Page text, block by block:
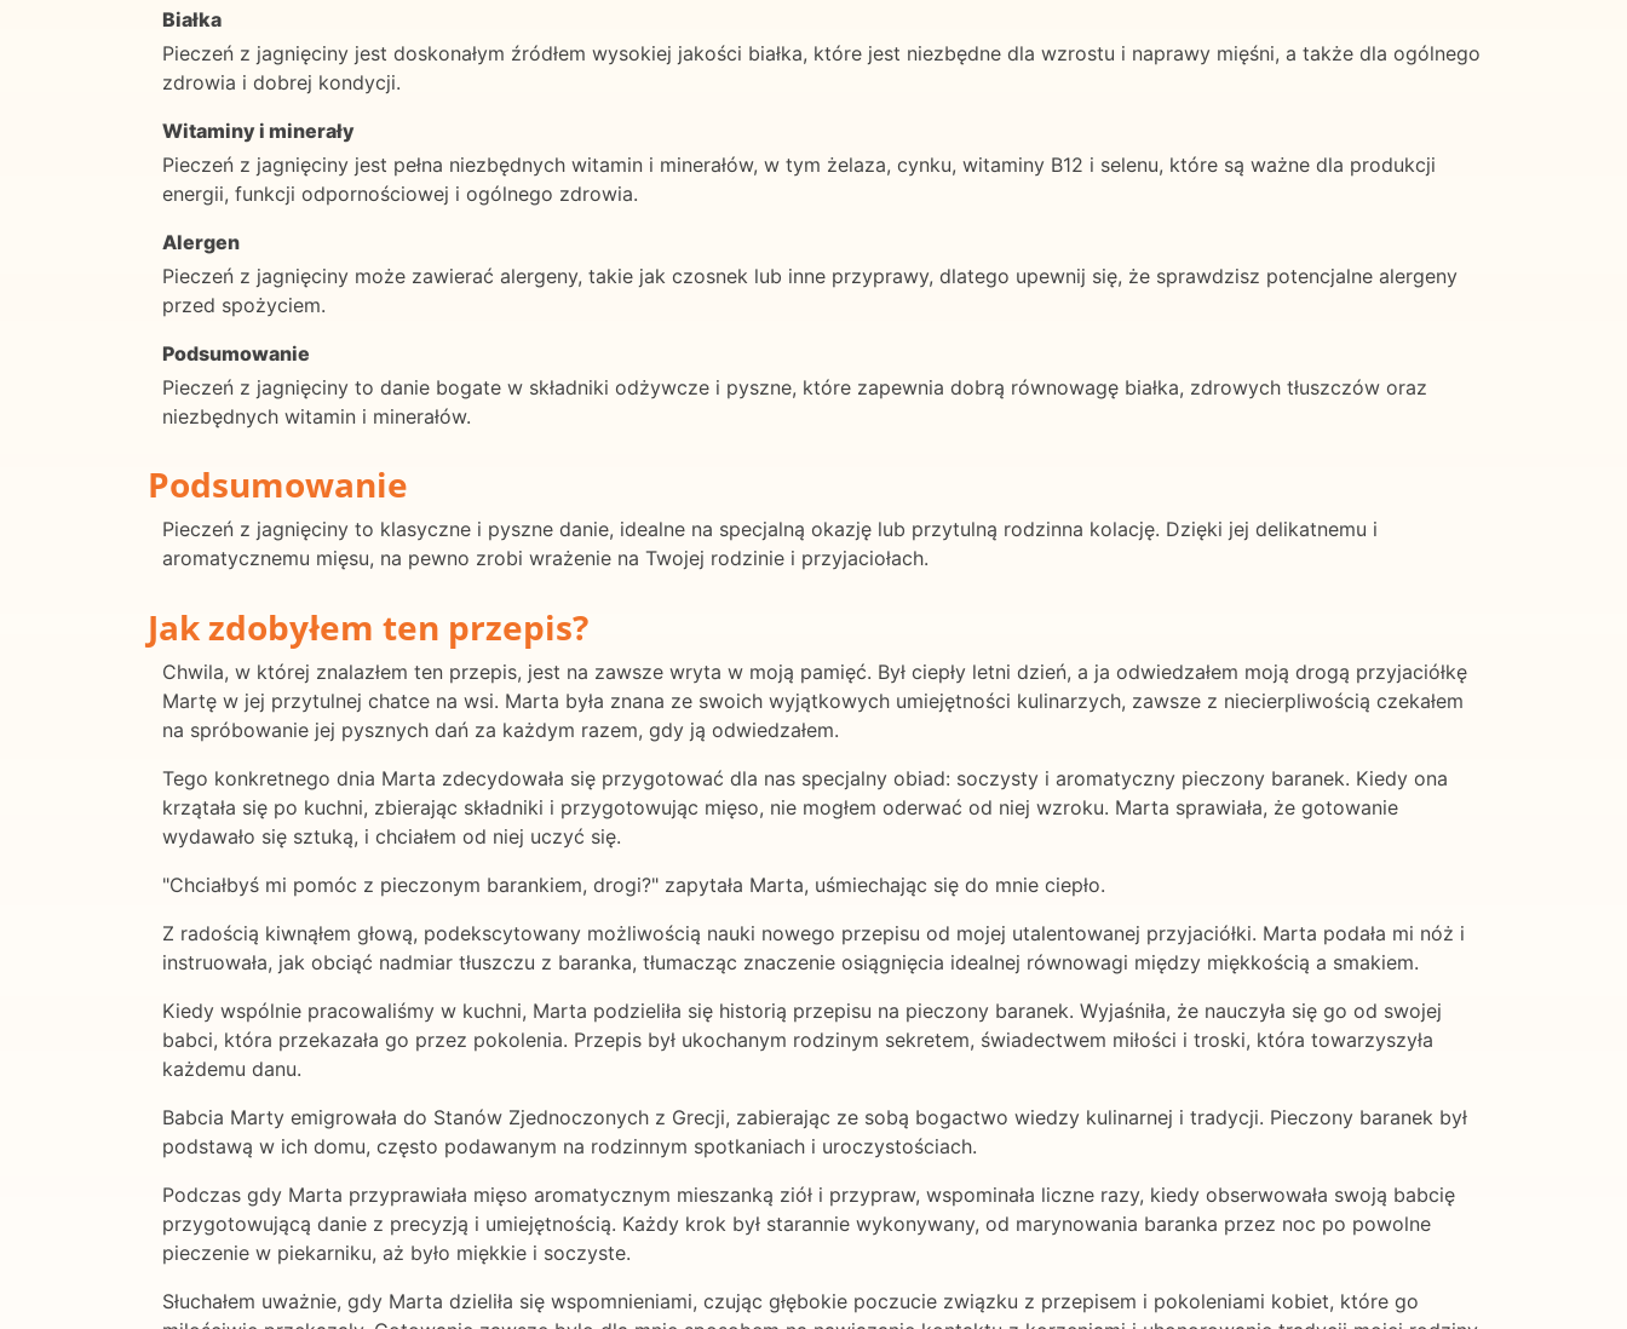
Białka
Pieczeń z jagnięciny jest doskonałym źródłem wysokiej jakości białka, które jest niezbędne dla wzrostu i naprawy mięśni, a także dla ogólnego
zdrowia i dobrej kondycji.
Witaminy i minerały
Pieczeń z jagnięciny jest pełna niezbędnych witamin i minerałów, w tym żelaza, cynku, witaminy B12 i selenu, które są ważne dla produkcji
energii, funkcji odpornościowej i ogólnego zdrowia.
Alergen
Pieczeń z jagnięciny może zawierać alergeny, takie jak czosnek lub inne przyprawy, dlatego upewnij się, że sprawdzisz potencjalne alergeny
przed spożyciem.
Podsumowanie
Pieczeń z jagnięciny to danie bogate w składniki odżywcze i pyszne, które zapewnia dobrą równowagę białka, zdrowych tłuszczów oraz
niezbędnych witamin i minerałów.
Podsumowanie
Pieczeń z jagnięciny to klasyczne i pyszne danie, idealne na specjalną okazję lub przytulną rodzinna kolację. Dzięki jej delikatnemu i
aromatycznemu mięsu, na pewno zrobi wrażenie na Twojej rodzinie i przyjaciołach.
Jak zdobyłem ten przepis?
Chwila, w której znalazłem ten przepis, jest na zawsze wryta w moją pamięć. Był ciepły letni dzień, a ja odwiedzałem moją drogą przyjaciółkę
Martę w jej przytulnej chatce na wsi. Marta była znana ze swoich wyjątkowych umiejętności kulinarzych, zawsze z niecierpliwością czekałem
na spróbowanie jej pysznych dań za każdym razem, gdy ją odwiedzałem.
Tego konkretnego dnia Marta zdecydowała się przygotować dla nas specjalny obiad: soczysty i aromatyczny pieczony baranek. Kiedy ona
krzątała się po kuchni, zbierając składniki i przygotowując mięso, nie mogłem oderwać od niej wzroku. Marta sprawiała, że gotowanie
wydawało się sztuką, i chciałem od niej uczyć się.
"Chciałbyś mi pomóc z pieczonym barankiem, drogi?" zapytała Marta, uśmiechając się do mnie ciepło.
Z radością kiwnąłem głową, podekscytowany możliwością nauki nowego przepisu od mojej utalentowanej przyjaciółki. Marta podała mi nóż i
instruowała, jak obciąć nadmiar tłuszczu z baranka, tłumacząc znaczenie osiągnięcia idealnej równowagi między miękkością a smakiem.
Kiedy wspólnie pracowaliśmy w kuchni, Marta podzieliła się historią przepisu na pieczony baranek. Wyjaśniła, że nauczyła się go od swojej
babci, która przekazała go przez pokolenia. Przepis był ukochanym rodzinym sekretem, świadectwem miłości i troski, która towarzyszyła
każdemu danu.
Babcia Marty emigrowała do Stanów Zjednoczonych z Grecji, zabierając ze sobą bogactwo wiedzy kulinarnej i tradycji. Pieczony baranek był
podstawą w ich domu, często podawanym na rodzinnym spotkaniach i uroczystościach.
Podczas gdy Marta przyprawiała mięso aromatycznym mieszanką ziół i przypraw, wspominała liczne razy, kiedy obserwowała swoją babcię
przygotowującą danie z precyzją i umiejętnością. Każdy krok był starannie wykonywany, od marynowania baranka przez noc po powolne
pieczenie w piekarniku, aż było miękkie i soczyste.
Słuchałem uważnie, gdy Marta dzieliła się wspomnieniami, czując głębokie poczucie związku z przepisem i pokoleniami kobiet, które go